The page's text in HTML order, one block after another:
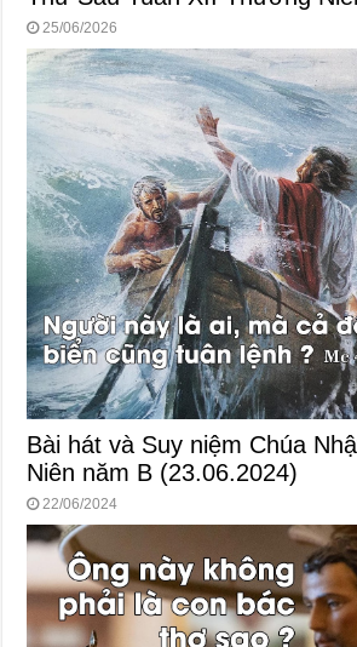
25/06/2026
Bài hát và Suy niệm Chúa
Niên năm B (23.06.2024)
22/06/2024